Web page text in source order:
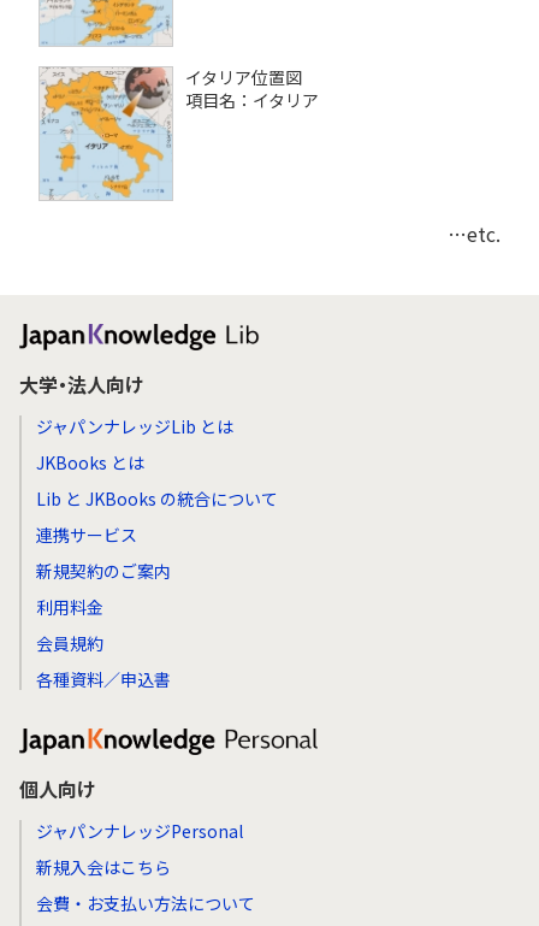
イタリア位置図
項目名：イタリア
…etc.
大学・法人向け
ジャパンナレッジLib とは
JKBooks とは
Lib と JKBooks の統合について
連携サービス
新規契約のご案内
利用料金
会員規約
各種資料／申込書
個人向け
ジャパンナレッジPersonal
新規入会はこちら
会費・お支払い方法について